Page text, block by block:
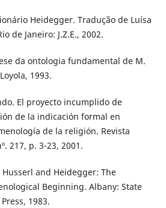
Heidegger. Tradução de Luísa
de Janeiro: J.Z.E., 2002.
da ontologia fundamental de M.
1993.
El proyecto incumplido de
de la indicación formal en
de la religión. Revista
217, p. 3-23, 2001.
Husserl and Heidegger: The
Beginning. Albany: State
1983.